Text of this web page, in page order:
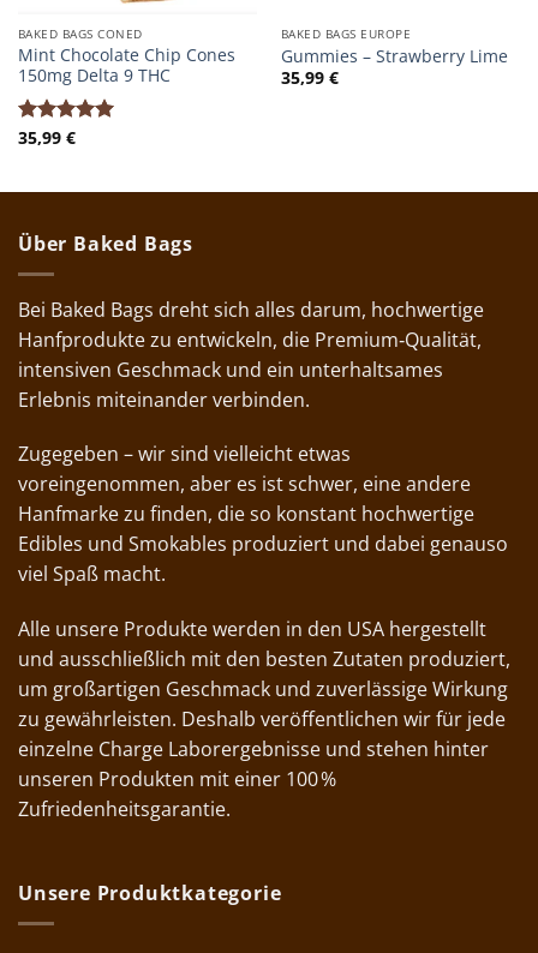
BAKED BAGS CONED
Mint Chocolate Chip Cones
150mg Delta 9 THC
Bewertet
35,99 €
BAKED BAGS EUROPE
Gummies – Strawberry Lime
35,99 €
Über Baked Bags
Bei Baked Bags dreht sich alles darum, hochwertige
Hanfprodukte zu entwickeln, die Premium‑Qualität,
intensiven Geschmack und ein unterhaltsames
Erlebnis miteinander verbinden.
Zugegeben – wir sind vielleicht etwas
voreingenommen, aber es ist schwer, eine andere
Hanfmarke zu finden, die so konstant hochwertige
Edibles und Smokables produziert und dabei genauso
viel Spaß macht.
Alle unsere Produkte werden in den USA hergestellt
und ausschließlich mit den besten Zutaten produziert,
um großartigen Geschmack und zuverlässige Wirkung
zu gewährleisten. Deshalb veröffentlichen wir für jede
einzelne Charge Laborergebnisse und stehen hinter
unseren Produkten mit einer 100 %
Zufriedenheitsgarantie.
Unsere Produktkategorie